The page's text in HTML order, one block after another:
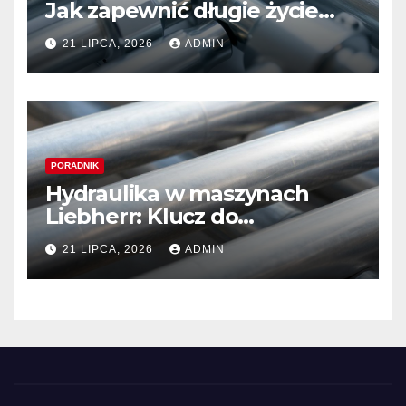
Jak zapewnić długie życie
systemom hydraulicznym
Sauer Danfoss
21 LIPCA, 2026 ADMIN
PORADNIK
Hydraulika w maszynach
Liebherr: Klucz do
niezawodności i optymalnej
wydajności
21 LIPCA, 2026 ADMIN